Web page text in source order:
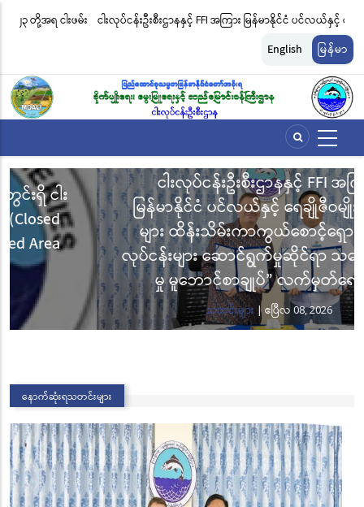
အကြောင်းအရာ
မည်
ငါးလုပ်ငန်းဦးစီးဌာနနှင့် FFI အကြား မြန်မာနိုင်ငံ ပင်လယ်နှင့် ရေချိုဇီဝမျိုးစုံ
မျိုးကွဲများ ထိန်းသိမ်းကာကွယ်စောင့်ရှောက်ခြင်းလုပ်ငန်းများ ဆောင်ရွက်မှု
ရ
English မြန်မာ
ငါးလုပ်ငန်းဦးစီးဌာနနှင့် FFI အကြား
မြန်မာနိုင်ငံ ပင်လယ်နှင့် ရေချိုဇီဝမျိုးစုံမျိုးကွဲ
များ ထိန်းသိမ်းကာကွယ်စောင့်ရှောက်ခြင်း
လုပ်ငန်းများ ဆောင်ရွက်မှုဆိုင်ရာ သဘောတူညီ
မှု မူဘောင်စာချုပ်” လက်မှတ်ရေးထိုး
သတင်းများ | ဧပြီလ 08, 2026
နောက်ဆုံးရသတင်းများ